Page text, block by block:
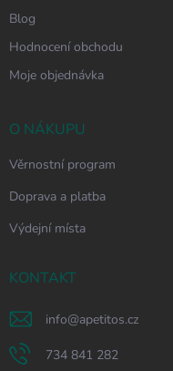
Blog
Hodnocení obchodu
Moje objednávka
O NÁKUPU
Věrnostní program
Doprava a platba
Výdejní místa
KONTAKT
info@apetitos.cz
734 841 282